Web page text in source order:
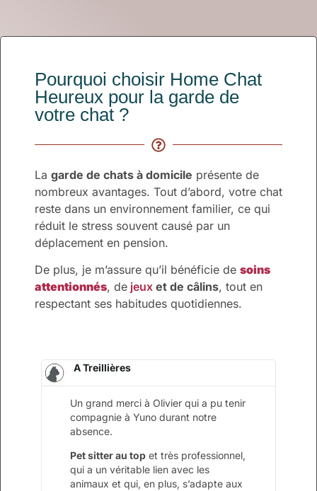
Pourquoi choisir Home Chat
Heureux pour la garde de
votre chat ?
La garde de chats à domicile présente de
nombreux avantages. Tout d’abord, votre chat
reste dans un environnement familier, ce qui
réduit le stress souvent causé par un
déplacement en pension.
De plus, je m’assure qu’il bénéficie de soins
attentionnés, de jeux et de câlins, tout en
respectant ses habitudes quotidiennes.
A Treillières
Un grand merci à Olivier qui a pu tenir
compagnie à Yuno durant notre
absence.
Pet sitter au topet très professionnel,
qui a un véritable lien avec les
animaux et qui, en plus, s’adapte aux